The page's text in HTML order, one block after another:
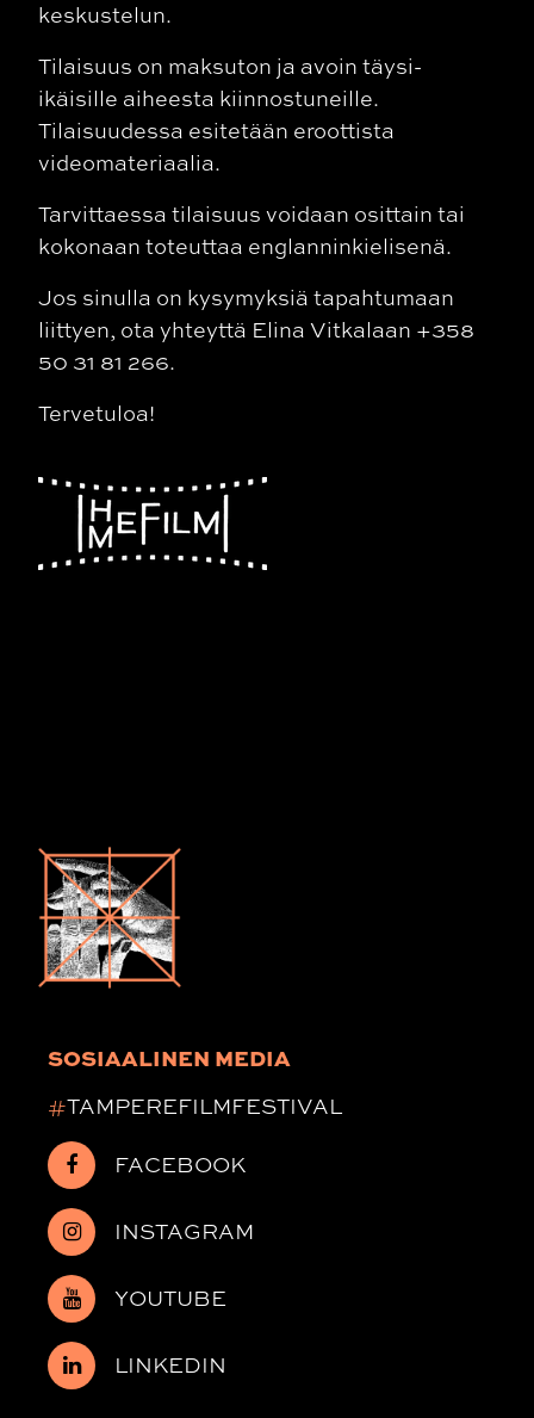
keskustelun.
Tilaisuus on maksuton ja avoin täysi-
ikäisille aiheesta kiinnostuneille.
Tilaisuudessa esitetään eroottista
videomateriaalia.
Tarvittaessa tilaisuus voidaan osittain tai
kokonaan toteuttaa englanninkielisenä.
Jos sinulla on kysymyksiä tapahtumaan
liittyen, ota yhteyttä Elina Vitkalaan +358
50 31 81 266.
Tervetuloa!
SOSIAALINEN MEDIA
#TAMPEREFILMFESTIVAL
FACEBOOK
INSTAGRAM
YOUTUBE
LINKEDIN